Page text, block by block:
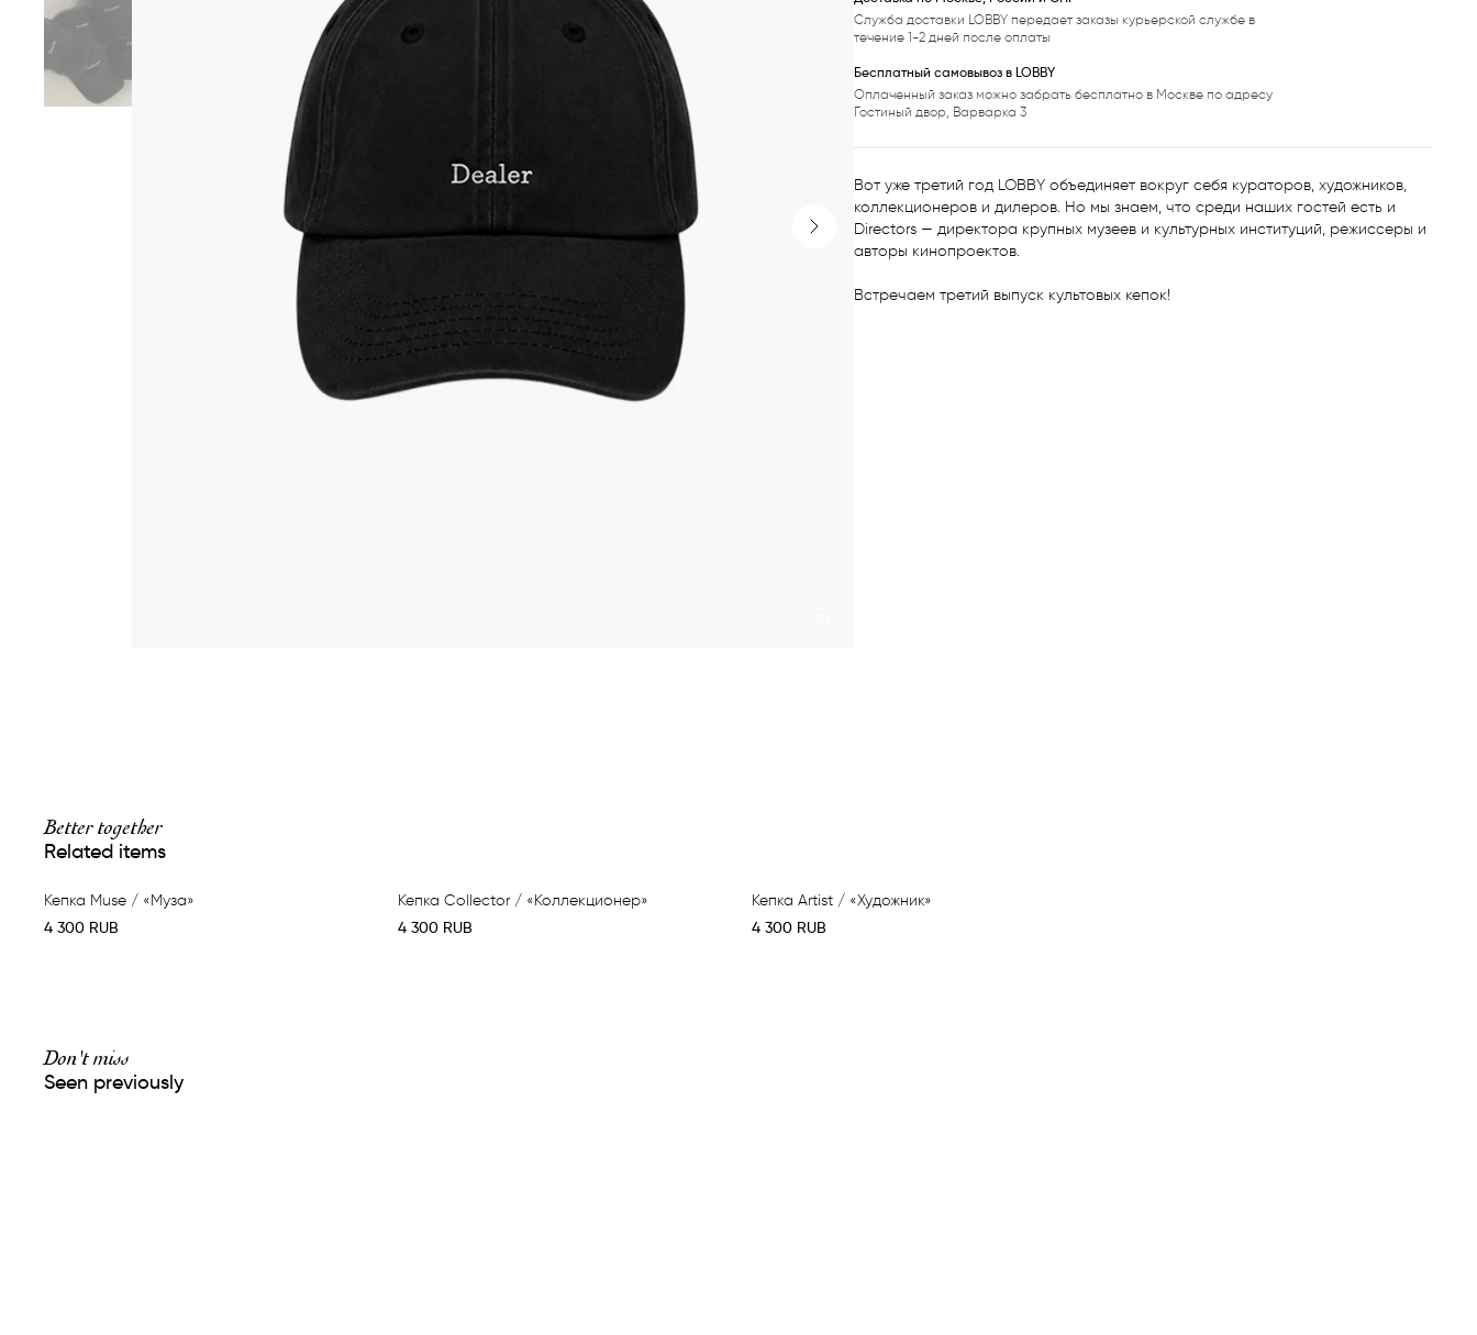
Next slide
Служба доставки LOBBY передает заказы курьерской службе в
течение 1-2 дней после оплаты
Бесплатный самовывоз в LOBBY
Оплаченный заказ можно забрать бесплатно в Москве по адресу
Гостиный двор, Варварка 3
Вот уже третий год LOBBY объединяет вокруг себя кураторов, художников,
коллекционеров и дилеров. Но мы знаем, что среди наших гостей есть и
Directors — директора крупных музеев и культурных институций, режиссеры и
авторы кинопроектов.
Встречаем третий выпуск культовых кепок!
Better together
Related items
Кепка Muse / «Муза»
4 300 RUB
Кепка Collector / «Коллекционер»
4 300 RUB
Кепка Artist / «Художник»
4 300 RUB
Don't miss
Seen previously